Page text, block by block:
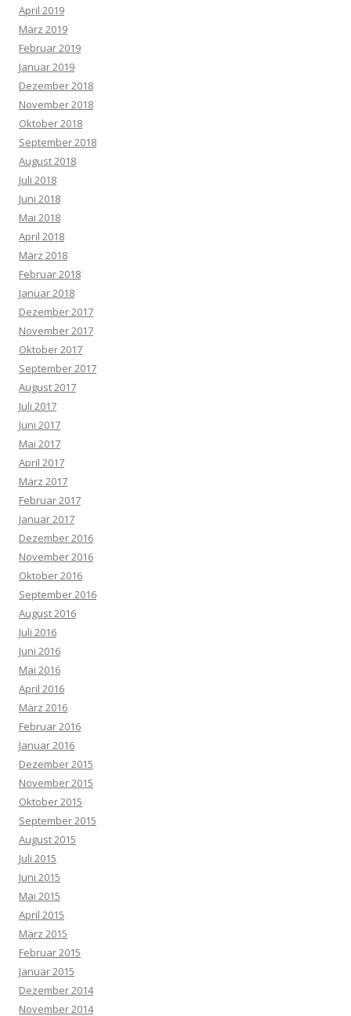
April 2019
März 2019
Februar 2019
Januar 2019
Dezember 2018
November 2018
Oktober 2018
September 2018
August 2018
Juli 2018
Juni 2018
Mai 2018
April 2018
März 2018
Februar 2018
Januar 2018
Dezember 2017
November 2017
Oktober 2017
September 2017
August 2017
Juli 2017
Juni 2017
Mai 2017
April 2017
März 2017
Februar 2017
Januar 2017
Dezember 2016
November 2016
Oktober 2016
September 2016
August 2016
Juli 2016
Juni 2016
Mai 2016
April 2016
März 2016
Februar 2016
Januar 2016
Dezember 2015
November 2015
Oktober 2015
September 2015
August 2015
Juli 2015
Juni 2015
Mai 2015
April 2015
März 2015
Februar 2015
Januar 2015
Dezember 2014
November 2014